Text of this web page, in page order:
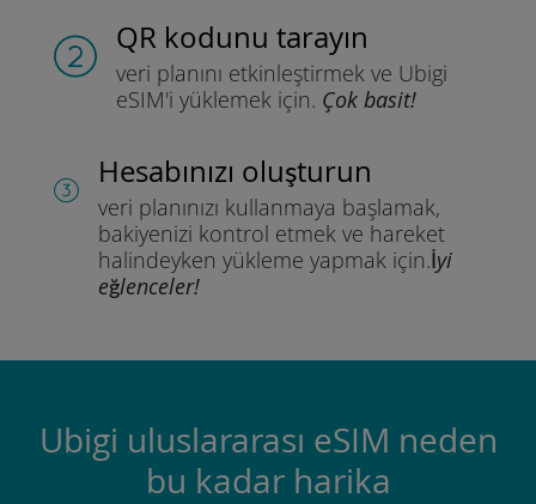
QR kodunu tarayın
veri planını etkinleştirmek ve Ubigi
eSIM'i yüklemek için. Çok basit!
Hesabınızı oluşturun
veri planınızı kullanmaya başlamak,
bakiyenizi kontrol etmek ve hareket
halindeyken yükleme yapmak için.İyi
eğlenceler!
Ubigi uluslararası eSIM neden
bu kadar harika